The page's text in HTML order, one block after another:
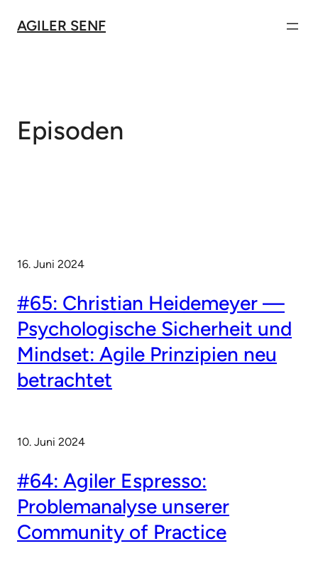
InhaltAGILER SENF
Episoden
16. Juni 2024
#65: Christian Heidemeyer —
Psychologische Sicherheit und
Mindset: Agile Prinzipien neu
betrachtet
10. Juni 2024
#64: Agiler Espresso:
Problemanalyse unserer
Community of Practice